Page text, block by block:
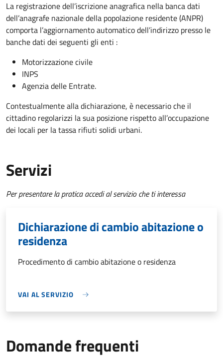
La registrazione dell’iscrizione anagrafica nella banca dati
dell’anagrafe nazionale della popolazione residente (ANPR)
comporta l’aggiornamento automatico dell’indirizzo presso le
banche dati dei seguenti gli enti :
Motorizzazione civile
INPS
Agenzia delle Entrate.
Contestualmente alla dichiarazione, è necessario che il
cittadino regolarizzi la sua posizione rispetto all’occupazione
dei locali per la tassa rifiuti solidi urbani.
Servizi
Per presentare la pratica accedi al servizio che ti interessa
Dichiarazione di cambio abitazione o
residenza
Procedimento di cambio abitazione o residenza
VAI AL SERVIZIO
Domande frequenti